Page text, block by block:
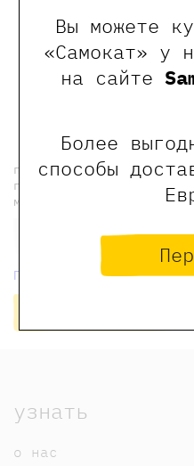
Вы можете
«Самокат» у
на сайте
Более
способы
← Предыдущая новость
подпишитесь на рассылку,
получать индивидуальные
мероприятия
Политика
узнать
о нас